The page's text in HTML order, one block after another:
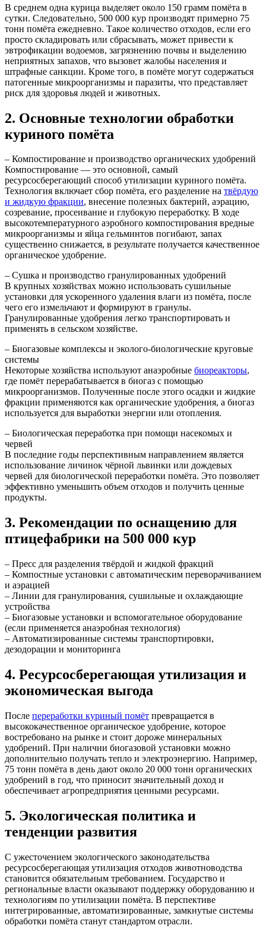
В среднем одна курица выделяет около 150 грамм помёта в
сутки. Следовательно, 500 000 кур производят примерно 75
тонн помёта ежедневно. Такое количество отходов, если его
просто складировать или сбрасывать, может привести к
эвтрофикации водоемов, загрязнению почвы и выделению
неприятных запахов, что вызовет жалобы населения и
штрафные санкции. Кроме того, в помёте могут содержаться
патогенные микроорганизмы и паразиты, что представляет
риск для здоровья людей и животных.
2. Основные технологии обработки
куриного помёта
– Компостирование и производство органических удобрений
Компостирование — это основной, самый
ресурсосберегающий способ утилизации куриного помёта.
Технология включает сбор помёта, его разделение на твёрдую
и жидкую фракции, внесение полезных бактерий, аэрацию,
созревание, просеивание и глубокую переработку. В ходе
высокотемпературного аэробного компостирования вредные
микроорганизмы и яйца гельминтов погибают, запах
существенно снижается, в результате получается качественное
органическое удобрение.
– Сушка и производство гранулированных удобрений
В крупных хозяйствах можно использовать сушильные
установки для ускоренного удаления влаги из помёта, после
чего его измельчают и формируют в гранулы.
Гранулированные удобрения легко транспортировать и
применять в сельском хозяйстве.
– Биогазовые комплексы и эколого-биологические круговые
системы
Некоторые хозяйства используют анаэробные биореакторы,
где помёт перерабатывается в биогаз с помощью
микроорганизмов. Полученные после этого осадки и жидкие
фракции применяются как органические удобрения, а биогаз
используется для выработки энергии или отопления.
– Биологическая переработка при помощи насекомых и
червей
В последние годы перспективным направлением является
использование личинок чёрной львинки или дождевых
червей для биологической переработки помёта. Это позволяет
эффективно уменьшить объем отходов и получить ценные
продукты.
3. Рекомендации по оснащению для
птицефабрики на 500 000 кур
– Пресс для разделения твёрдой и жидкой фракций
– Компостные установки с автоматическим переворачиванием
и аэрацией
– Линии для гранулирования, сушильные и охлаждающие
устройства
– Биогазовые установки и вспомогательное оборудование
(если применяется анаэробная технология)
– Автоматизированные системы транспортировки,
дезодорации и мониторинга
4. Ресурсосберегающая утилизация и
экономическая выгода
После переработки куриный помёт превращается в
высококачественное органическое удобрение, которое
востребовано на рынке и стоит дороже минеральных
удобрений. При наличии биогазовой установки можно
дополнительно получать тепло и электроэнергию. Например,
75 тонн помёта в день дают около 20 000 тонн органических
удобрений в год, что приносит значительный доход и
обеспечивает агропредприятия ценными ресурсами.
5. Экологическая политика и
тенденции развития
С ужесточением экологического законодательства
ресурсосберегающая утилизация отходов животноводства
становится обязательным требованием. Государство и
региональные власти оказывают поддержку оборудованию и
технологиям по утилизации помёта. В перспективе
интегрированные, автоматизированные, замкнутые системы
обработки помёта станут стандартом отрасли.